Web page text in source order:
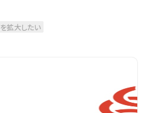
拡大したい